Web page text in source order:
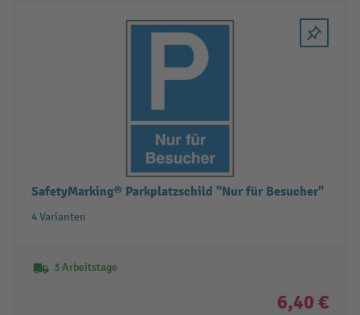
SafetyMarking® Parkplatzschild "Nur für Besucher"
4 Varianten
3 Arbeitstage
6,40 €